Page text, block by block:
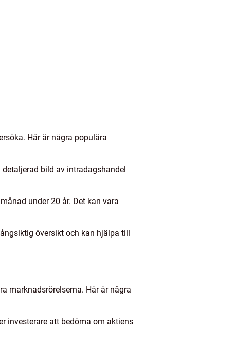
Här är några populära
bild av intradagshandel
under 20 år. Det kan vara
översikt och kan hjälpa till
marknadsrörelserna. Här är några
investerare att bedöma om aktiens